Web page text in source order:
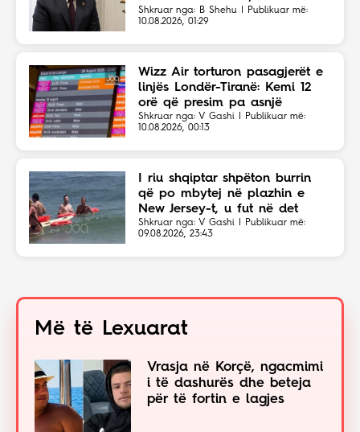
Eriola Likajt të “Clean Fast”.
Shkruar nga: B Shehu | Publikuar më:
10.08.2026, 01:29
Wizz Air torturon pasagjerët e
linjës Londër-Tiranë: Kemi 12
orë që presim pa asnjë
shpjegim!
Shkruar nga: V Gashi | Publikuar më:
10.08.2026, 00:13
I riu shqiptar shpëton burrin
që po mbytej në plazhin e
New Jersey-t, u fut në det
sapo dëgjoi thirrjet për ndihmë
Shkruar nga: V Gashi | Publikuar më:
09.08.2026, 23:43
Më të Lexuarat
Vrasja në Korçë, ngacmimi
i të dashurës dhe beteja
për të fortin e lagjes